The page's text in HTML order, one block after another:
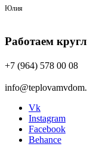
Юлия
Работаем
+7 (964) 578 00 08
Vk
Instagram
Facebook
Behance